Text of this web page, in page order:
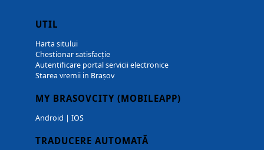
UTIL
Harta sitului
Chestionar satisfacție
Autentificare portal servicii electronice
Starea vremii in Brașov
MY BRASOVCITY (MOBILEAPP)
Android | IOS
TRADUCERE AUTOMATĂ